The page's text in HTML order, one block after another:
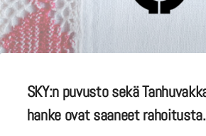
SKY:n puvusto sekä
hanke ovat saaneet rahoitusta.